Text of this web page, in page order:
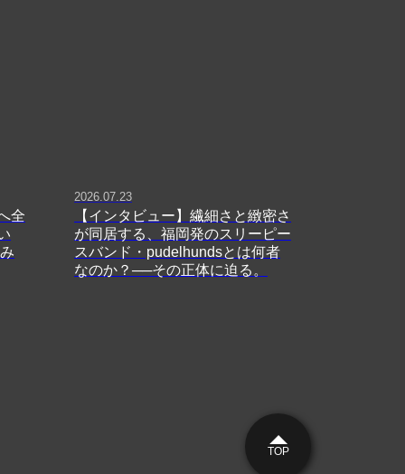
全
2026.07.23
【インタビュー】繊細さと緻密さ
が同居する、福岡発のスリーピー
スバンド・pudelhundsとは何者
なのか？──その正体に迫る。
TOP